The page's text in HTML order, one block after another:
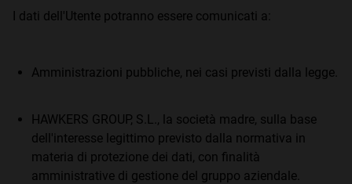
I dati dell'Utente potranno essere comunicati a:
Amministrazioni pubbliche, nei casi previsti dalla legge.
HAWKERS GROUP, S.L., la società madre, sulla base
dell'interesse legittimo previsto dalla normativa in
materia di protezione dei dati, con finalità
amministrative di gestione del gruppo aziendale.